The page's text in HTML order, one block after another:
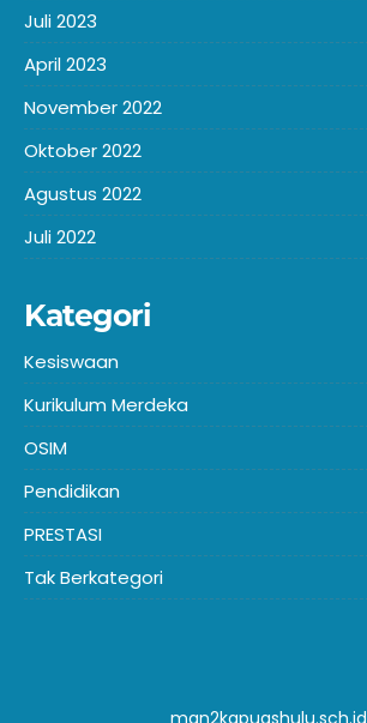
Juli 2023
April 2023
November 2022
Oktober 2022
Agustus 2022
Juli 2022
Kategori
Kesiswaan
Kurikulum Merdeka
OSIM
Pendidikan
PRESTASI
Tak Berkategori